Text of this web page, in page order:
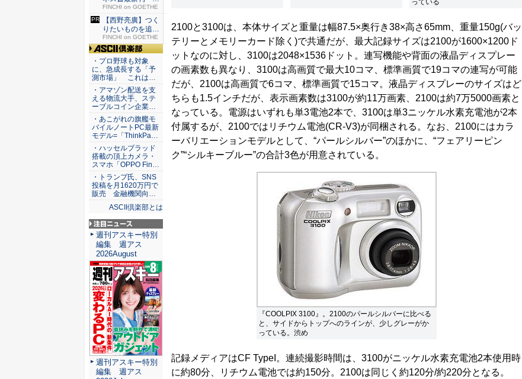
2100と3100は、本体サイズと重量は幅87.5×奥行き38×高さ65mm、重量150g(バッ
テリーとメモリーカード除く)で共通だが、最大記録サイズは2100が1600×1200ド
ットなのに対し、3100は2048×1536ドット。連写機能や背面の液晶ディスプレー
の画素数も異なり、3100は高画質で最大10コマ、標準画質で19コマの連写が可能
だが、2100は高画質で6コマ、標準画質で15コマ。液晶ディスプレーのサイズはど
ちらも1.5インチだが、表示画素数は3100が約11万画素、2100は約7万5000画素と
なっている。電源はいずれも単3電池2本で、3100は単3ニッケル水素充電池が2本
付属するが、2100ではリチウム電池(CR-V3)が同梱される。なお、2100にはカラ
ーバリエーションモデルとして、“パールシルバー”のほかに、“フェアリーピン
ク”“シルキーブルー”の合計3色が用意されている。
『COOLPIX 3100』。2100のパールシルバーに比べる
と、サイドからトップへのラインが、少しグレーがか
っている。渋め
記録メディアはCF TypeI。連続撮影時間は、3100がニッケル水素充電池2本使用時
に約80分、リチウム電池では約150分。2100は同じく約120分/約220分となる。
極星 僕...
FINCHI on GOETHE
【西野亮廣】つく
りたいものを追求
できる環...
FINCHI on GOETHE
ASCII倶楽部
・プロ野球も対象
に、急成長する「予
測市場」 これは…
・アマゾン配送を支
える物流大手、ステ
ーブルコイン企業…
・あこがれの旗艦モ
バイルノートPC最新
モデル=「ThinkPa…
・ハッセルブラッド
搭載の頂上カメラ・
スマホ「OPPO Fin…
・トランプ氏、SNS
投稿を月1620万円で
販売 金融機関向…
ASCII倶楽部とは
注目ニュース
週刊アスキー特別
編集 週アス
2026August
週刊アスキー特別
編集 週アス